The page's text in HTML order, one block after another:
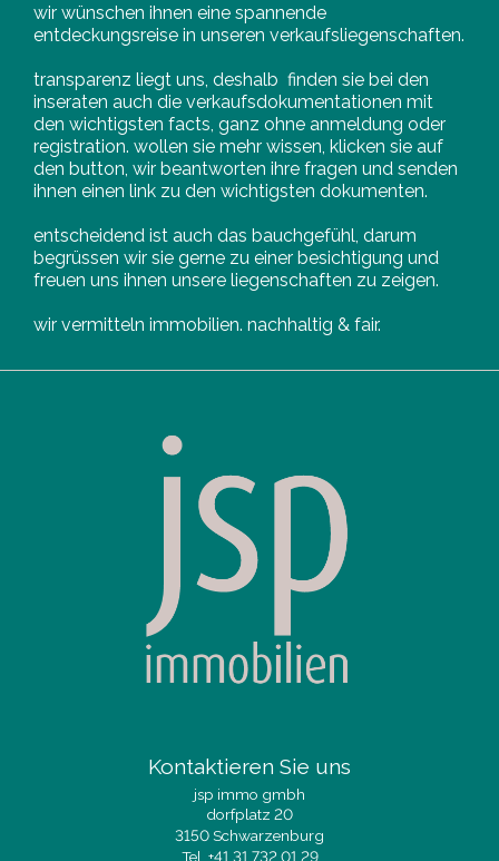
wir wünschen ihnen eine spannende
entdeckungsreise in unseren verkaufsliegenschaften.
transparenz liegt uns, deshalb finden sie bei den
inseraten auch die verkaufsdokumentationen mit
den wichtigsten facts, ganz ohne anmeldung oder
registration. wollen sie mehr wissen, klicken sie auf
den button, wir beantworten ihre fragen und senden
ihnen einen link zu den wichtigsten dokumenten.
entscheidend ist auch das bauchgefühl, darum
begrüssen wir sie gerne zu einer besichtigung und
freuen uns ihnen unsere liegenschaften zu zeigen.
wir vermitteln immobilien. nachhaltig & fair.
Kontaktieren Sie uns
jsp immo gmbh
dorfplatz 20
3150 Schwarzenburg
Tel. +41 31 732 01 29